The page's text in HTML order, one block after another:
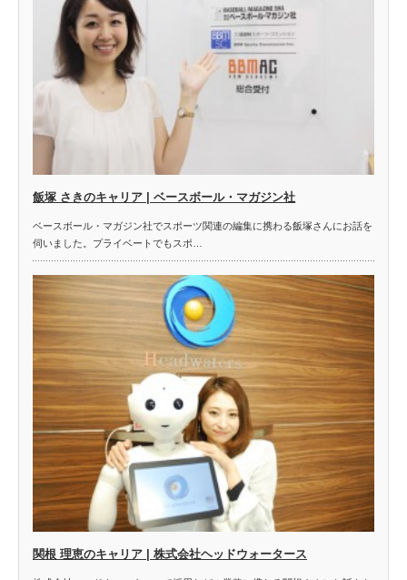
飯塚 さきのキャリア | ベースボール・マガジン社
ベースボール・マガジン社でスポーツ関連の編集に携わる飯塚さんにお話を
伺いました。プライベートでもスポ…
関根 理恵のキャリア | 株式会社ヘッドウォータース